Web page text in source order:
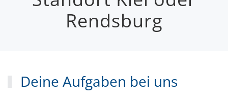
Rendsburg
Deine Aufgaben bei uns